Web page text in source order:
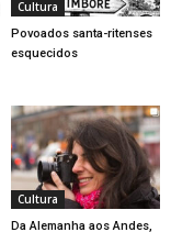
Cultura
Povoados santa-ritenses
esquecidos
Cultura
Da Alemanha aos Andes,